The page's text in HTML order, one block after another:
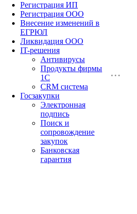
Регистрация ИП
Регистрация ООО
Внесение изменений в
ЕГРЮЛ
Ликвидация ООО
IT-решения
Антивирусы
Продукты фирмы
1C
CRM система
Госзакупки
Электронная
подпись
Поиск и
сопровождение
закупок
Банковская
гарантия